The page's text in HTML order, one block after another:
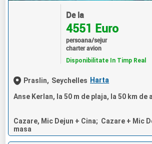
De la
4551 Euro
persoana/sejur
charter avion
Disponibilitate In Timp Real
Praslin, Seychelles Harta
Anse Kerlan, la 50 m de plaja, la 50 km de
Cazare, Mic Dejun + Cina; Cazare + Mic
masa